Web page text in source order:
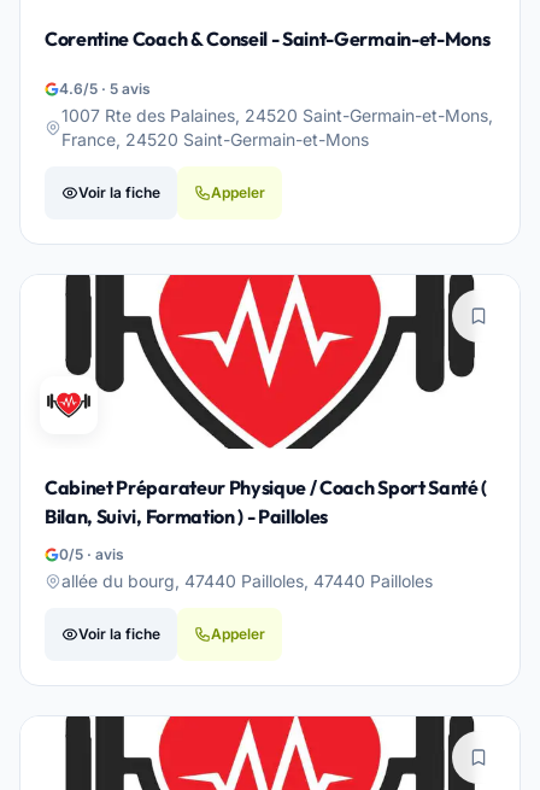
Corentine Coach & Conseil - Saint-Germain-et-Mons
4.6/5 · 5 avis
1007 Rte des Palaines, 24520 Saint-Germain-et-Mons,
France, 24520 Saint-Germain-et-Mons
Voir la fiche Appeler
Cabinet Préparateur Physique / Coach Sport Santé (
Bilan, Suivi, Formation ) - Pailloles
0/5 · avis
allée du bourg, 47440 Pailloles, 47440 Pailloles
Voir la fiche Appeler